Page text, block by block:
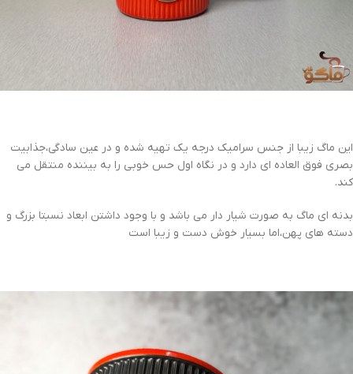
این ماگ زیبا از جنس سرامیک درجه یک تهیه شده و در عین سادگی،جذابیت
بصری فوق العاده ای دارد و در نگاه اول حس خوبی را به بیننده منتقل می
کند.
بدنه ای ماگ به صورت شیار دار می باشد و با وجود داشتن ابعاد نسبتا بزرگ و
دسته های پهن،اما بسیار خوش دست و زیبا است